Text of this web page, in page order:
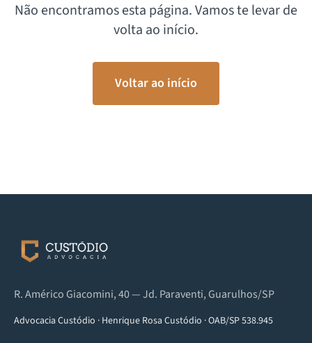
Não encontramos esta página. Vamos te levar de
volta ao início.
Voltar ao início
R. Américo Giacomini, 40 — Jd. Paraventi, Guarulhos/SP
Advocacia Custódio · Henrique Rosa Custódio ·OAB/SP 538.945